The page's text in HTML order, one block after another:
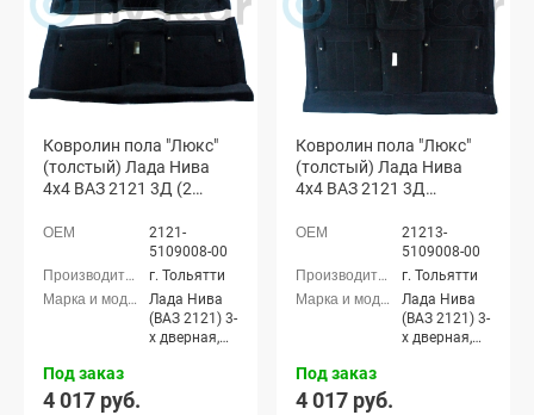
Ковролин пола "Люкс"
(толстый) Лада Нива
4х4 ВАЗ 2121 3Д (2
2121-
5109008-00
г. Тольятти
Лада Нива
(ВАЗ 2121) 3-
х дверная,
Под заказ
4 017 руб.
Ковролин пола "Люкс"
(толстый) Лада Нива
4х4 ВАЗ 2121 3Д
21213-
5109008-00
г. Тольятти
Лада Нива
(ВАЗ 2121) 3-
х дверная,
Под заказ
4 017 руб.